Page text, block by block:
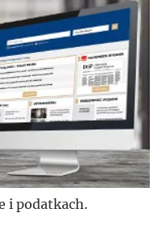
i podatkach.